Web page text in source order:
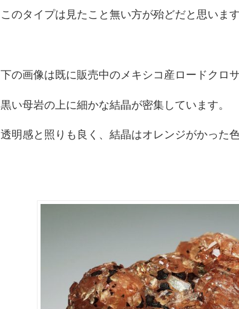
このタイプは見たこと無い方が殆どだと思いま
下の画像は既に販売中のメキシコ産ロードクロ
黒い母岩の上に細かな結晶が密集しています。
透明感と照りも良く、結晶はオレンジがかった